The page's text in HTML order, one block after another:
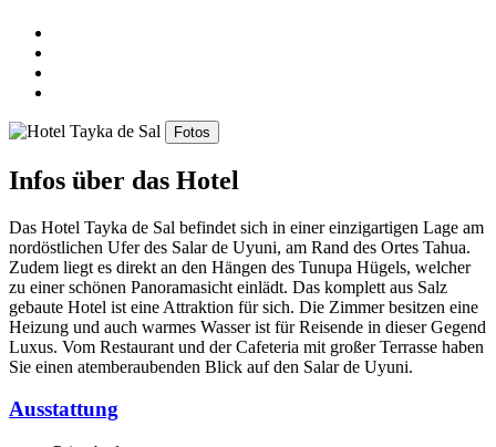
Fotos
Infos über das Hotel
Das Hotel Tayka de Sal befindet sich in einer einzigartigen Lage am
nordöstlichen Ufer des Salar de Uyuni, am Rand des Ortes Tahua.
Zudem liegt es direkt an den Hängen des Tunupa Hügels, welcher
zu einer schönen Panoramasicht einlädt. Das komplett aus Salz
gebaute Hotel ist eine Attraktion für sich. Die Zimmer besitzen eine
Heizung und auch warmes Wasser ist für Reisende in dieser Gegend
Luxus. Vom Restaurant und der Cafeteria mit großer Terrasse haben
Sie einen atemberaubenden Blick auf den Salar de Uyuni.
Ausstattung